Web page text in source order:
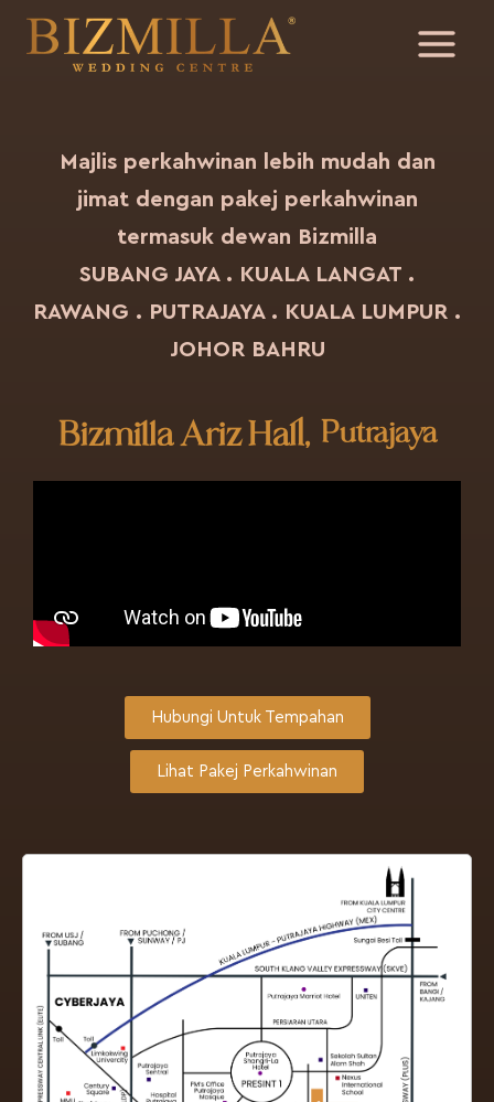
Majlis perkahwinan lebih mudah dan
jimat dengan pakej perkahwinan
termasuk dewan Bizmilla
SUBANG JAYA . KUALA LANGAT .
RAWANG . PUTRAJAYA . KUALA LUMPUR .
JOHOR BAHRU
Bizmilla Ariz Hall, Putrajaya
Hubungi Untuk Tempahan
Lihat Pakej Perkahwinan